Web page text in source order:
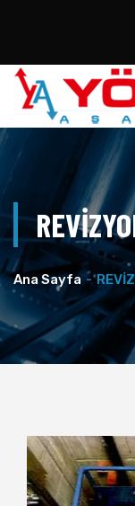
Ana Sayfa